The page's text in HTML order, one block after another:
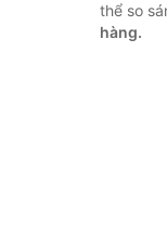
thể so
hàng.